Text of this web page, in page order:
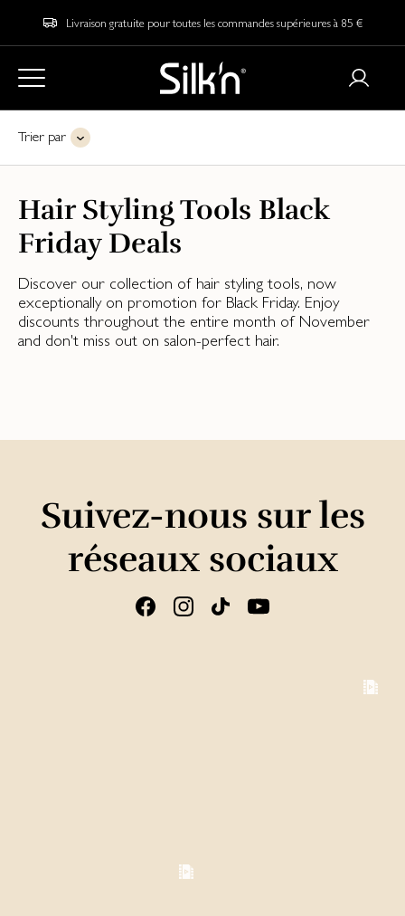
Livraison gratuite pour toutes les commandes supérieures à 85 €
Trier par
Hair Styling Tools Black
Friday Deals
Discover our collection of hair styling tools, now
exceptionally on promotion for Black Friday. Enjoy
discounts throughout the entire month of November
and don't miss out on salon-perfect hair.
Suivez-nous sur les
réseaux sociaux